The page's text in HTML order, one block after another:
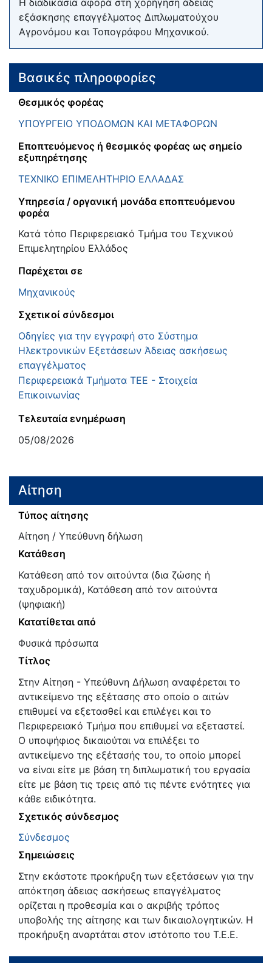
εξάσκησης επαγγέλματος Διπλωματούχου
Αγρονόμου και Τοπογράφου Μηχανικού.
Βασικές πληροφορίες
Θεσμικός φορέας
ΥΠΟΥΡΓΕΙΟ ΥΠΟΔΟΜΩΝ ΚΑΙ ΜΕΤΑΦΟΡΩΝ
Εποπτευόμενος ή θεσμικός φορέας ως σημείο
εξυπηρέτησης
ΤΕΧΝΙΚΟ ΕΠΙΜΕΛΗΤΗΡΙΟ ΕΛΛΑΔΑΣ
Υπηρεσία / οργανική μονάδα εποπτευόμενου
φορέα
Κατά τόπο Περιφερειακό Τμήμα του Τεχνικού
Επιμελητηρίου Ελλάδος
Παρέχεται σε
Μηχανικούς
Σχετικοί σύνδεσμοι
Οδηγίες για την εγγραφή στο Σύστημα
Ηλεκτρονικών Εξετάσεων Άδειας ασκήσεως
επαγγέλματος
Περιφερειακά Τμήματα ΤΕΕ - Στοιχεία
Επικοινωνίας
Τελευταία ενημέρωση
05/08/2026
Αίτηση
Τύπος αίτησης
Αίτηση / Υπεύθυνη δήλωση
Κατάθεση
Κατάθεση από τον αιτούντα (δια ζώσης ή
ταχυδρομικά), Κατάθεση από τον αιτούντα
(ψηφιακή)
Κατατίθεται από
Φυσικά πρόσωπα
Τίτλος
Στην Αίτηση - Υπεύθυνη Δήλωση αναφέρεται το
αντικείμενο της εξέτασης στο οποίο ο αιτών
επιθυμεί να εξετασθεί και επιλέγει και το
Περιφερειακό Τμήμα που επιθυμεί να εξεταστεί.
Ο υποψήφιος δικαιούται να επιλέξει το
αντικείμενο της εξέτασής του, το οποίο μπορεί
να είναι είτε με βάση τη διπλωματική του εργασία
είτε με βάση τις τρεις από τις πέντε ενότητες για
κάθε ειδικότητα.
Σχετικός σύνδεσμος
Σύνδεσμος
Σημειώσεις
Στην εκάστοτε προκήρυξη των εξετάσεων για την
απόκτηση άδειας ασκήσεως επαγγέλματος
ορίζεται η προθεσμία και ο ακριβής τρόπος
υποβολής της αίτησης και των δικαιολογητικών. Η
προκήρυξη αναρτάται στον ιστότοπο του Τ.Ε.Ε.